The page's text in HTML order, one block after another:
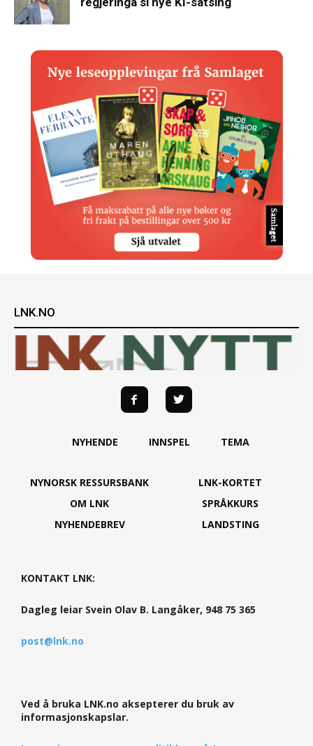
LNK.NO
NYHENDE INNSPEL TEMA
NYNORSK RESSURSBANK
OM LNK
NYHENDEBREV
LNK-KORTET
SPRÅKKURS
LANDSTING
KONTAKT LNK:
Dagleg leiar Svein Olav B. Langåker, 948 75 365
post@lnk.no
Ved å bruka LNK.no aksepterer du bruk av
informasjonskapslar.